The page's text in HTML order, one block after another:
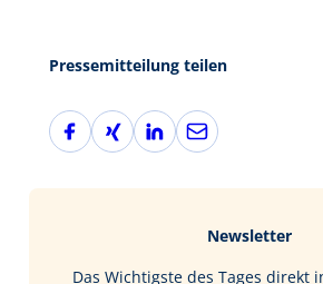
Pressemitteilung teilen
F
a
X
i
L
i
I
E
-
Newsletter
Das Wichtigste des Tages direkt